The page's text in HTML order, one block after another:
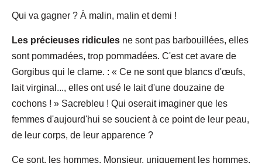
Qui va gagner ? À malin, malin et demi !
Les précieuses ridicules ne sont pas barbouillées, elles
sont pommadées, trop pommadées. C'est cet avare de
Gorgibus qui le clame. : « Ce ne sont que blancs d'œufs,
lait virginal..., elles ont usé le lait d'une douzaine de
cochons ! » Sacrebleu ! Qui oserait imaginer que les
femmes d'aujourd'hui se soucient à ce point de leur peau,
de leur corps, de leur apparence ?
Ce sont, les hommes, Monsieur, uniquement les hommes,